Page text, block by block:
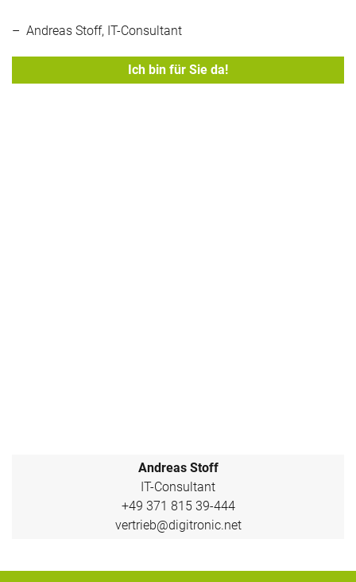
– Andreas Stoff, IT-Consultant
Ich bin für Sie da!
Andreas Stoff
IT-Consultant
+49 371 815 39-444
vertrieb@digitronic.net